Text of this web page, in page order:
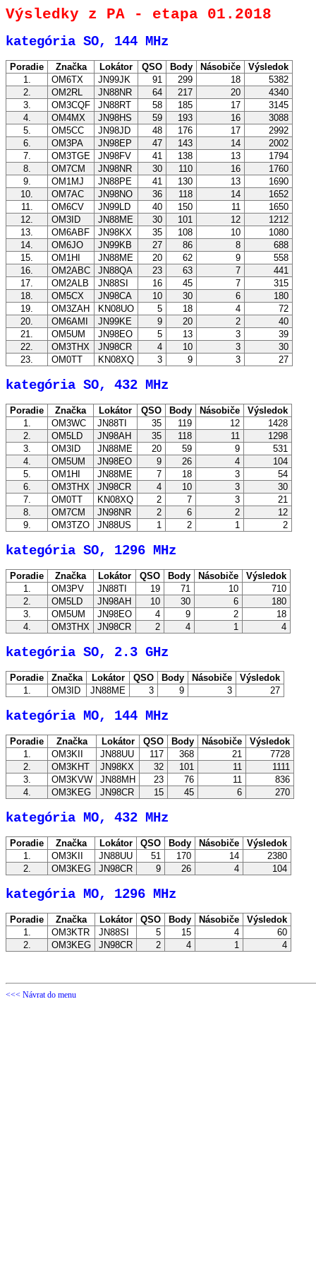
Výsledky z PA - etapa 01.2018
kategória SO, 144 MHz
Poradie Značka Lokátor QSO Body Násobiče
Výsledok
1.
OM6TX JN99JK 91 299 18
5382
2.
OM2RL JN88NR 64 217 20
4340
3.
OM3CQF JN88RT 58 185 17
3145
4.
OM4MX JN98HS 59 193 16
3088
5.
OM5CC JN98JD 48 176 17
2992
6.
OM3PA JN98EP 47 143 14
2002
7.
OM3TGE JN98FV 41 138 13
1794
8.
OM7CM JN98NR 30 110 16
1760
9.
OM1MJ JN88PE 41 130 13
1690
10.
OM7AC JN98NO 36 118 14
1652
11.
OM6CV JN99LD 40 150 11
1650
12.
OM3ID JN88ME 30 101 12
1212
13.
OM6ABF JN98KX 35 108 10
1080
14.
OM6JO JN99KB 27 86 8
688
15.
OM1HI JN88ME 20 62 9
558
16.
OM2ABC JN88QA 23 63 7
441
17.
OM2ALB JN88SI 16 45 7
315
18.
OM5CX JN98CA 10 30 6
180
19.
OM3ZAH KN08UO 5 18 4
72
20.
OM6AMI JN99KE 9 20 2
40
21.
OM5UM JN98EO 5 13 3
39
22.
OM3THX JN98CR 4 10 3
30
23.
OM0TT KN08XQ 3 9 3 27
kategória SO, 432 MHz
Poradie Značka Lokátor QSO Body Násobiče
Výsledok
1.
OM3WC JN88TI 35 119 12
1428
2.
OM5LD JN98AH 35 118 11
1298
3.
OM3ID JN88ME 20 59 9
531
4.
OM5UM JN98EO 9 26 4
104
5.
OM1HI JN88ME 7 18 3
54
6.
OM3THX JN98CR 4 10 3
30
7.
OM0TT KN08XQ 2 7 3
21
8.
OM7CM JN98NR 2 6 2
12
9.
OM3TZO JN88US 1 2 1 2
kategória SO, 1296 MHz
Poradie Značka Lokátor QSO Body Násobiče
Výsledok
1.
OM3PV JN88TI 19 71 10
710
2.
OM5LD JN98AH 10 30 6
180
3.
OM5UM JN98EO 4 9 2
18
4.
OM3THX JN98CR 2 4 1 4
kategória SO, 2.3 GHz
Poradie Značka Lokátor QSO Body Násobiče
Výsledok
1.
OM3ID JN88ME 3 9 3 27
kategória MO, 144 MHz
Poradie Značka Lokátor QSO Body Násobiče
Výsledok
1.
OM3KII JN88UU 117 368 21
7728
2.
OM3KHT JN98KX 32 101 11
1111
3.
OM3KVW JN88MH 23 76 11
836
4.
OM3KEG JN98CR 15 45 6 270
kategória MO, 432 MHz
Poradie Značka Lokátor QSO Body Násobiče
Výsledok
1.
OM3KII JN88UU 51 170 14
2380
2.
OM3KEG JN98CR 9 26 4 104
kategória MO, 1296 MHz
Poradie Značka Lokátor QSO Body Násobiče
Výsledok
1.
OM3KTR JN88SI 5 15 4
60
2.
OM3KEG JN98CR 2 4 1 4
<<< Návrat do menu